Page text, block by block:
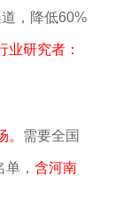
，降低60%
业研究者：
需要全国
， 含河南